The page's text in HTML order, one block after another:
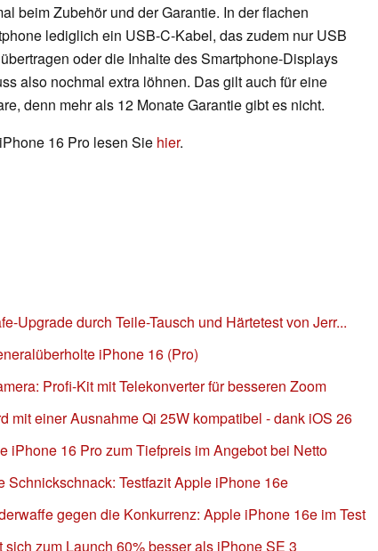
beim Zubehör und der Garantie. In der flachen
lediglich ein USB-C-Kabel, das zudem nur USB
oder die Inhalte des Smartphone-Displays
also nochmal extra löhnen. Das gilt auch für eine
denn mehr als 12 Monate Garantie gibt es nicht.
16 Pro lesen Sie hier.
Upgrade durch Teile-Tausch und Härtetest von Jerr...
iPhone 16 (Pro)
Profi-Kit mit Telekonverter für besseren Zoom
mit einer Ausnahme Qi 25W kompatibel - dank iOS 26
iPhone 16 Pro zum Tiefpreis im Angebot bei Netto
Schnickschnack: Testfazit Apple iPhone 16e
gegen die Konkurrenz: Apple iPhone 16e im Test
zum Launch 60% besser als iPhone SE 3